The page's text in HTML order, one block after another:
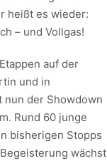
heißt es wieder:
– und Vollgas!
auf der
und in
nun der Showdown
Rund 60 junge
bisherigen Stopps
wächst